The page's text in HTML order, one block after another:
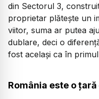
din Sectorul 3,
proprietar plătește un
viitor, suma ar putea
dublare, deci o
fost același ca în
România este o